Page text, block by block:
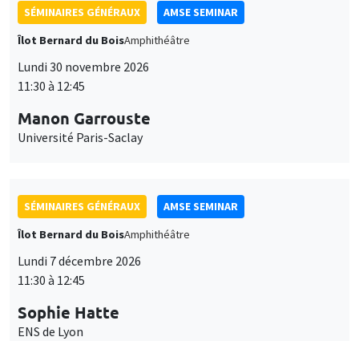
SÉMINAIRES GÉNÉRAUX
AMSE SEMINAR
Îlot Bernard du BoisAmphithéâtre
Lundi 30 novembre 2026
11:30 à 12:45
Manon Garrouste
Université Paris-Saclay
SÉMINAIRES GÉNÉRAUX
AMSE SEMINAR
Îlot Bernard du BoisAmphithéâtre
Lundi 7 décembre 2026
11:30 à 12:45
Sophie Hatte
ENS de Lyon